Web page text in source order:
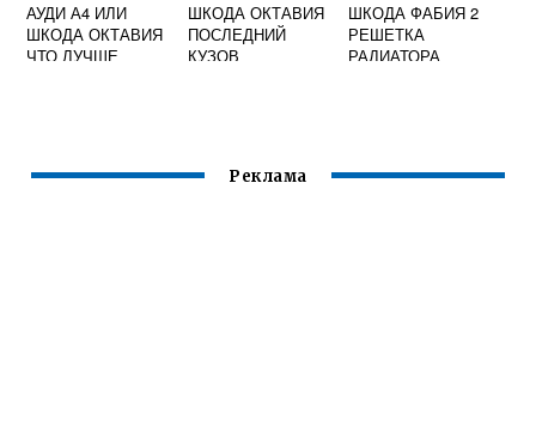
АУДИ А4 ИЛИ
ШКОДА ОКТАВИЯ
ЧТО ЛУЧШЕ
ШКОДА ОКТАВИЯ
ПОСЛЕДНИЙ
КУЗОВ
ШКОДА ФАБИЯ 2
РЕШЕТКА
РАДИАТОРА
Реклама